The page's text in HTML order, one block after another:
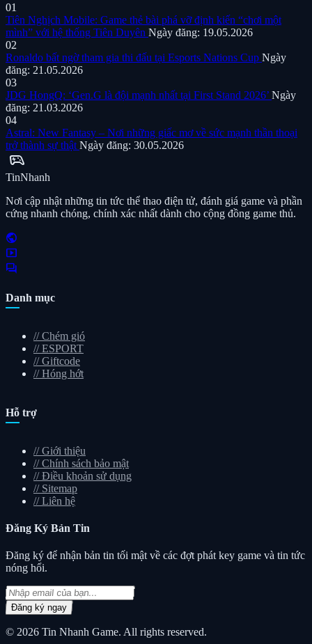
01
Tiên Nghịch Mobile: Game thẻ bài phá vỡ định kiến “chơi một
mình” với hệ thống Tiên Duyên Ngày đăng: 19.05.2026
02
Ronaldo bất ngờ tham gia thi đấu tại Esports Nations Cup Ngày
đăng: 21.05.2026
03
JDG HongQ: ‘Gen.G là đội mạnh nhất tại First Stand 2026’ Ngày
đăng: 21.03.2026
04
Astral: New Fantasy – Nơi những giấc mơ về sức mạnh thần thoại
trở thành sự thật Ngày đăng: 30.05.2026
sports_esports
TinNhanh
Nơi cập nhật những tin tức thể thao điện tử, đánh giá game và phần
cứng nhanh chóng, chính xác nhất dành cho cộng đồng game thủ.
public
smart_display
forum
Danh mục
// Chém gió
// ESPORT
// Giftcode
// Hóng hớt
Hỗ trợ
// Giới thiệu
// Chính sách bảo mật
// Điều khoản sử dụng
// Sitemap
// Liên hệ
Đăng Ký Bản Tin
Đăng ký để nhận bản tin tối mật về các đợt phát key game và tin tức
nóng hổi.
Đăng ký ngay
© 2026 Tin Nhanh Game. All rights reserved.